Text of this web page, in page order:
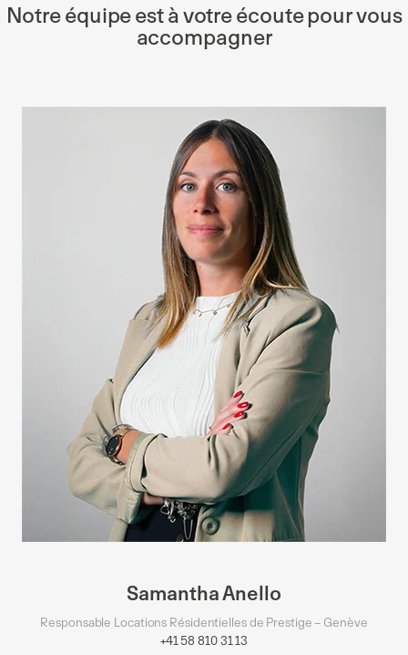
Notre équipe est à votre écoute pour vous
accompagner
Samantha Anello
Responsable Locations Résidentielles de Prestige – Genève
+41 58 810 31 13